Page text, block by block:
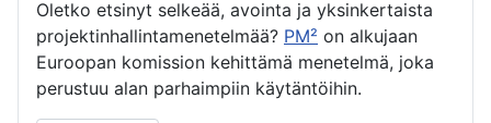
Oletko etsinyt selkeää, avointa ja yksinkertaista
projektinhallintamenetelmää? PM² on alkujaan
Euroopan komission kehittämä menetelmä, joka
perustuu alan parhaimpiin käytäntöihin.